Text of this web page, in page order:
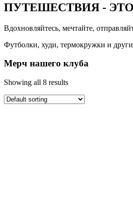
ПУТЕШЕСТВИЯ -
Вдохновляйтесь, мечтайте,
Футболки, худи, термокружки и
Мерч нашего клуба
Showing all 8 results